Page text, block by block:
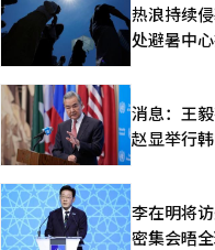
热浪持续
处避暑中
消息：王
赵显举行
李在明将
密集会晤